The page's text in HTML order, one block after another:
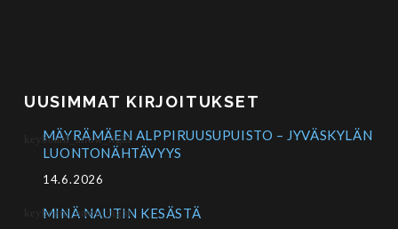
UUSIMMAT KIRJOITUKSET
MÄYRÄMÄEN ALPPIRUUSUPUISTO – JYVÄSKYLÄN
LUONTONÄHTÄVYYS
14.6.2026
MINÄ NAUTIN KESÄSTÄ